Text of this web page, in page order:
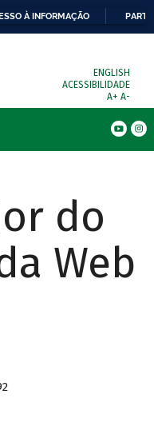
À INFORMAÇÃO
ENGLISH
ACESSIBILIDADE
A+ A-
do
Web